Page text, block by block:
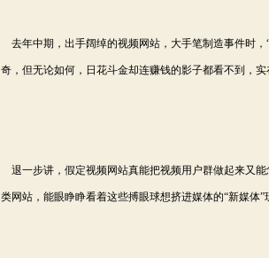
去年中期，出手阔绰的视频网站，大手笔制造事件时
奇，但无论如何，日花斗金却连赚钱的影子都看不到，
退一步讲，假定视频网站真能把视频用户群做起来又
类网站，能眼睁睁看着这些搏眼球想挤进媒体的“新媒体